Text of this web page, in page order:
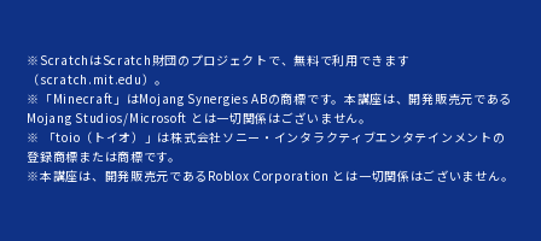
※ScratchはScratch財団のプロジェクトで、無料で利用できます
（scratch.mit.edu）。
※「Minecraft」はMojang Synergies ABの商標です。本講座は、開発販売元である
Mojang Studios/Microsoft とは一切関係はございません。
※ 「toio（トイオ）」は株式会社ソニー・インタラクティブエンタテインメントの
登録商標または商標です。
※本講座は、開発販売元であるRoblox Corporation とは一切関係はございません。